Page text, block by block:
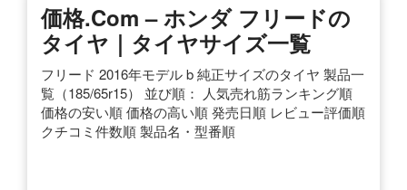
価格.com – ホンダ フリードの
タイヤ｜タイヤサイズ一覧
フリード 2016年モデル b 純正サイズのタイヤ 製品一
覧（185/65r15） 並び順： 人気売れ筋ランキング順
価格の安い順 価格の高い順 発売日順 レビュー評価順
クチコミ件数順 製品名・型番順